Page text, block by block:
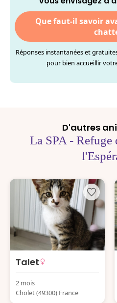
Que faut-il savoir
Réponses instantanées et
pour bien accueillir
D'autres
La SPA - Refuge
Talet
2 mois
Cholet (49300) France